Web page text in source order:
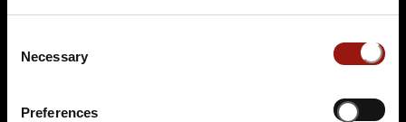
Selection
Necessary
Preferences
Passepartouts Weltreise